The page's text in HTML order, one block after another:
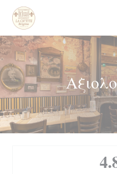
Πίνακας διαχείρισης